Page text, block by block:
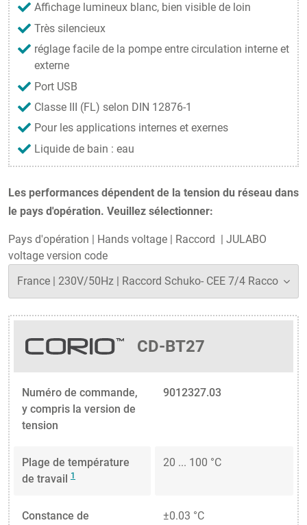
Les performances dépendent de la tension du réseau dans
le pays d'opération. Veuillez sélectionner:
Pays d'opération | Hands voltage | Raccord | JULABO
voltage version code
CD-BT27
Numéro de commande,
y compris la version de
tension
9012327.03
Plage de température
de travail 1
20 ... 100 °C
Constance de
±0.03 °C
Affichage lumineux blanc, bien visible de loin
Très silencieux
réglage facile de la pompe entre circulation interne et
externe
Port USB
Classe III (FL) selon DIN 12876-1
Pour les applications internes et exernes
Liquide de bain : eau